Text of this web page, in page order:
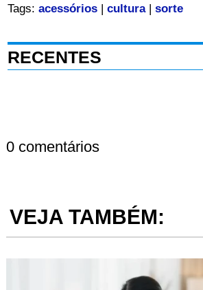
Tags: acessórios| cultura| sorte
RECENTES
0 comentários
VEJA TAMBÉM: